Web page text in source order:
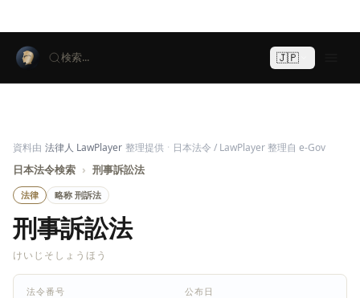
検索... 🇯🇵
資料由 法律人 LawPlayer 整理提供 · 日本法令 / LawPlayer 整理自 e-Gov
日本法令検索 › 刑事訴訟法
法律 略称 刑訴法
刑事訴訟法
けいじそしょうほう
法令番号 公布日